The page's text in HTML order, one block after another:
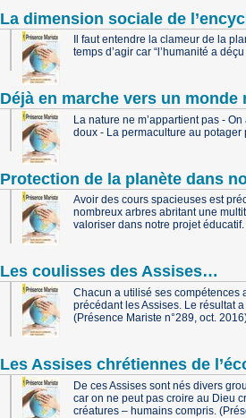
La dimension sociale de
Il faut entendre la clameur de la
temps d’agir car “l’humanité a
Déjà en marche vers un monde
La nature ne m’appartient pas -
doux - La permaculture au
Protection de la planète dans
Avoir des cours spacieuses est
nombreux arbres abritant une
valoriser dans notre projet
Les coulisses des Assises…
Chacun a utilisé ses compétences
précédant les Assises. Le résultat
(Présence Mariste n°289, oct.
Les Assises chrétiennes de
De ces Assises sont nés divers
car on ne peut pas croire au Dieu
créatures – humains compris.